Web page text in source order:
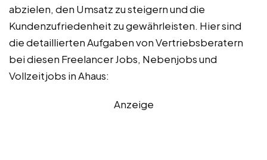
abzielen, den Umsatz zu steigern und die
Kundenzufriedenheit zu gewährleisten. Hier sind
die detaillierten Aufgaben von Vertriebsberatern
bei diesen Freelancer Jobs, Nebenjobs und
Vollzeitjobs in Ahaus:
Anzeige